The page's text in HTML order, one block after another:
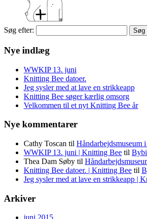
Søg efter:
Nye indlæg
WWKIP 13. juni
Knitting Bee datoer.
Jeg sysler med at lave en strikkeapp
Knitting Bee søger kærlig omsorg
Velkommen til et nyt Knitting Bee år
Nye kommentarer
Cathy Toscan til Håndarbejdsmuseum
WWKIP 13. juni | Knitting Bee til
Thea Dam Søby til
Knitting Bee datoer. | Knitting Bee til
Jeg sysler med at lave en strikkeapp |
Arkiver